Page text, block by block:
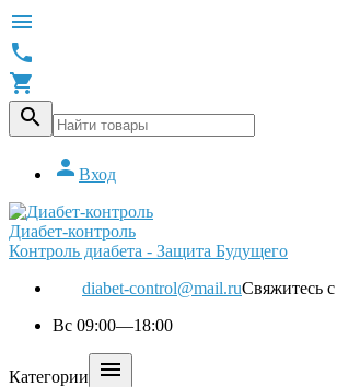




 Вход
Диабет-контроль
Контроль диабета - Защита Будущего
diabet-control@mail.ruСвяжитесь
Вс 09:00—18:00
Категории 